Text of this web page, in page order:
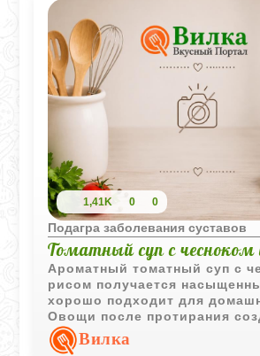
1,41K 0 0
Подагра заболевания суставов
Томатный суп с чесноком
Ароматный томатный суп с
рисом получается
хорошо подходит для
Овощи после протирания
мягкую текстуру и яркий вкус
сложного приготовления.
Вилка